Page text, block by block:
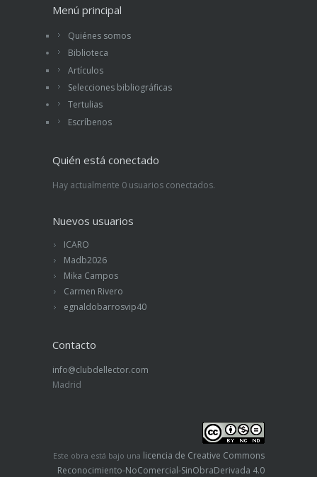
Menú principal
Quiénes somos
Biblioteca
Artículos
Selecciones bibliográficas
Tertulias
Escríbenos
Quién está conectado
Hay actualmente 0 usuarios conectados.
Nuevos usuarios
ICARO
Madb2026
Mika Campos
Carmen Rivero
egnaldobarrosvip40
Contacto
info@clubdellector.com
Madrid
Este obra está bajo una licencia de Creative Commons
Reconocimiento-NoComercial-SinObraDerivada 4.0